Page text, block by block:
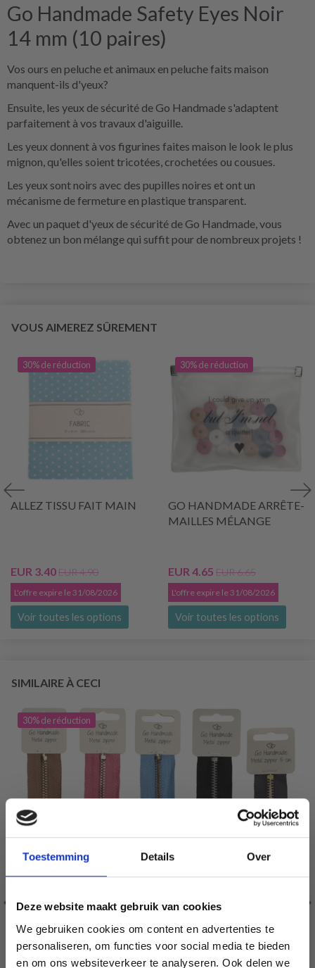
Toestemming Details Over
Deze website maakt gebruik van cookies
We gebruiken cookies om content en advertenties te
personaliseren, om functies voor social media te bieden
en om ons websiteverkeer te analyseren. Ook delen we
Go Handmade Safety Eyes Noir
14 mm (10 paires)
Vos ours en peluche et animaux en peluche faits maison
manquent-ils d'yeux?
Ensuite, les yeux de sécurité de Go Handmade s'adaptent
parfaitement à vos travaux d'aiguille.
Les yeux donnent à vos figurines faites maison le look le plus
mignon, qu'elles soient tricotées, crochetées ou cousues.
Les yeux sont noirs avec des pupilles noires et ont un
mécanisme de fermeture en plastique transparent.
Avec un paquet d'yeux de sécurité de Go Handmade, vous
obtenez un bon mélange qui suffit pour de nombreux projets !
VOUS AIMEREZ SÛREMENT
30% de réduction
ALLEZ TISSU FAIT MAIN
EUR 3.40EUR 4.90
L'offre expire le 31/08/2026
Voir toutes les options
30% de réduction
GO HANDMADE ARRÊTE-
MAILLES MÉLANGE
EUR 4.65 EUR 6.65
L'offre expire le 31/08/2026
Voir toutes les options
SIMILAIRE À CECI
30% de réduction